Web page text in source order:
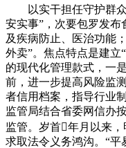
以实干担任守护群众
安实事”，次要包罗发
及疾病防止、医治功能
外卖”。焦点特点是建立
的现代化管理款式，一
前，进一步提高风险监
者信用档案，指导行业
监管局结合省委网信办
监管。岁首年月以来
求取法令义务鸿沟。“平